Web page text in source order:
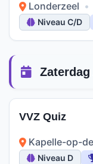
Londerzeel •
Niveau C/D
Zaterdag
VVZ Quiz
Kapelle-op-
Niveau D